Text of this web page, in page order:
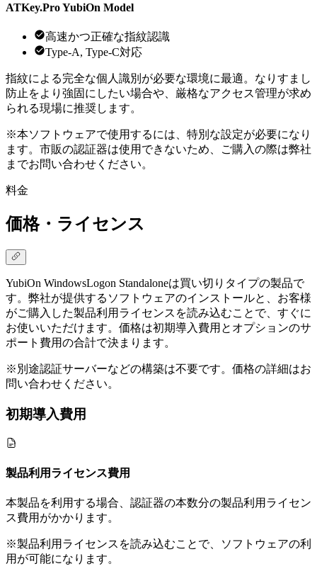
ATKey.Pro YubiOn Model
高速かつ正確な指紋認識
Type-A, Type-C対応
指紋による完全な個人識別が必要な環境に最適。なりすまし
防止をより強固にしたい場合や、厳格なアクセス管理が求め
られる現場に推奨します。
※本ソフトウェアで使用するには、特別な設定が必要になり
ます。市販の認証器は使用できないため、ご購入の際は弊社
までお問い合わせください。
料金
価格・ライセンス
YubiOn WindowsLogon Standaloneは買い切りタイプの製品で
す。弊社が提供するソフトウェアのインストールと、お客様
がご購入した製品利用ライセンスを読み込むことで、すぐに
お使いいただけます。価格は初期導入費用とオプションのサ
ポート費用の合計で決まります。
※別途認証サーバーなどの構築は不要です。価格の詳細はお
問い合わせください。
初期導入費用
製品利用ライセンス費用
本製品を利用する場合、認証器の本数分の製品利用ライセン
ス費用がかかります。
※製品利用ライセンスを読み込むことで、ソフトウェアの利
用が可能になります。